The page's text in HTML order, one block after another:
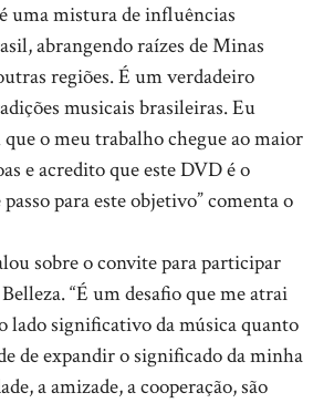
uma mistura de influências
abrangendo raízes de Minas
regiões. É um verdadeiro
musicais brasileiras. Eu
o meu trabalho chegue ao maior
e acredito que este DVD é o
para este objetivo” comenta o
sobre o convite para participar
“É um desafio que me atrai
lado significativo da música quanto
de expandir o significado da minha
a amizade, a cooperação, são